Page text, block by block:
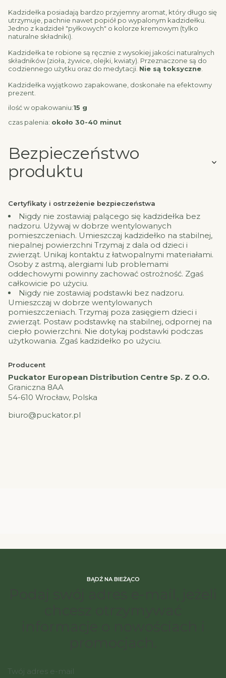
Kadzidełka posiadają bardzo przyjemny aromat, który długo się
utrzymuje, pachnie nawet popiół po wypalonym kadzidełku.
Jedno z kadzideł "pyłkowych" o kolorze kremowym (tylko
naturalne składniki).
Kadzidełka te robione są ręcznie z wysokiej jakości naturalnych
składników (zioła, żywice, olejki, kwiaty). Przeznaczone są do
codziennego użytku oraz do medytacji. Nie są toksyczne
Kadzidełka wyjątkowo zapakowane, doskonałe na efektowny
prezent.
ilość w opakowaniu:15 g
czas palenia: około 30-40 minut
Bezpieczeństwo
produktu
Certyfikaty i ostrzeżenie bezpieczeństwa
Nigdy nie zostawiaj palącego się kadzidełka bez
nadzoru. Używaj w dobrze wentylowanych
pomieszczeniach. Umieszczaj kadzidełko na stabilnej,
niepalnej powierzchni Trzymaj z dala od dzieci i
zwierząt. Unikaj kontaktu z łatwopalnymi materiałami.
Osoby z astmą, alergiami lub problemami
oddechowymi powinny zachować ostrożność. Zgaś
całkowicie po użyciu.
Nigdy nie zostawiaj podstawki bez nadzoru.
Umieszczaj w dobrze wentylowanych
pomieszczeniach. Trzymaj poza zasięgiem dzieci i
zwierząt. Postaw podstawkę na stabilnej, odpornej na
ciepło powierzchni. Nie dotykaj podstawki podczas
użytkowania. Zgaś kadzidełko po użyciu.
Producent
Puckator European Distribution Centre Sp. Z O.O.
Graniczna 8AA
54-610 Wrocław, Polska
biuro@puckator.pl
BĄDŹ NA BIEŻĄCO
Twój adres e-mail